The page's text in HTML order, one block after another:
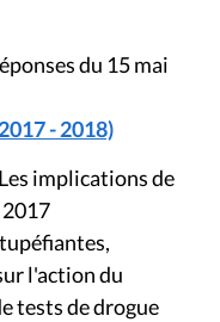
du 15 mai
- 2018)
implications de
l'action du
tests de drogue